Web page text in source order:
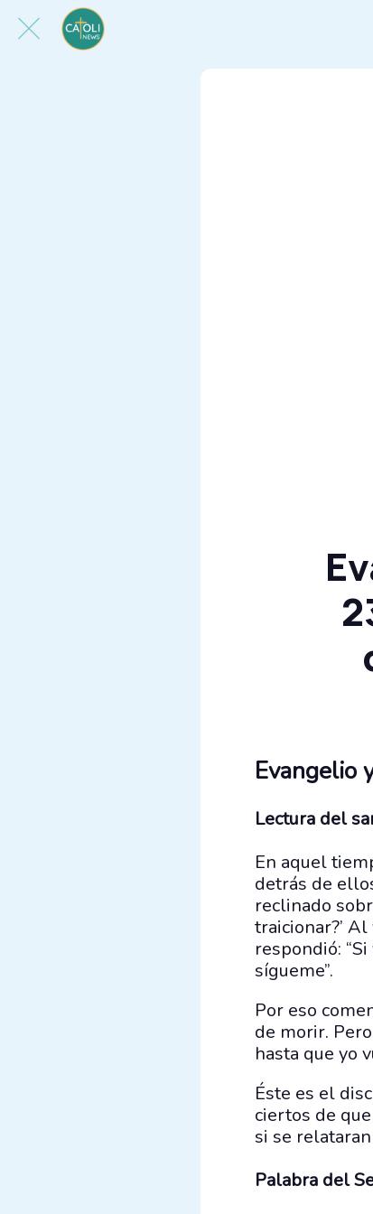
Evangelio
Lectura del
En aquel
detrás de
reclinado
traicionar?’ Al
respondió:
sígueme”.
Por eso
de morir.
hasta que yo
Éste es el
ciertos de
si se
Palabra del